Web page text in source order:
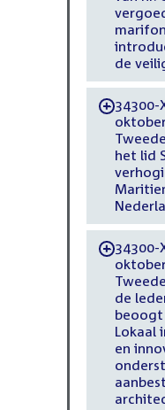
de
-34300-
het lid
-34300-
de
Lokaal
en